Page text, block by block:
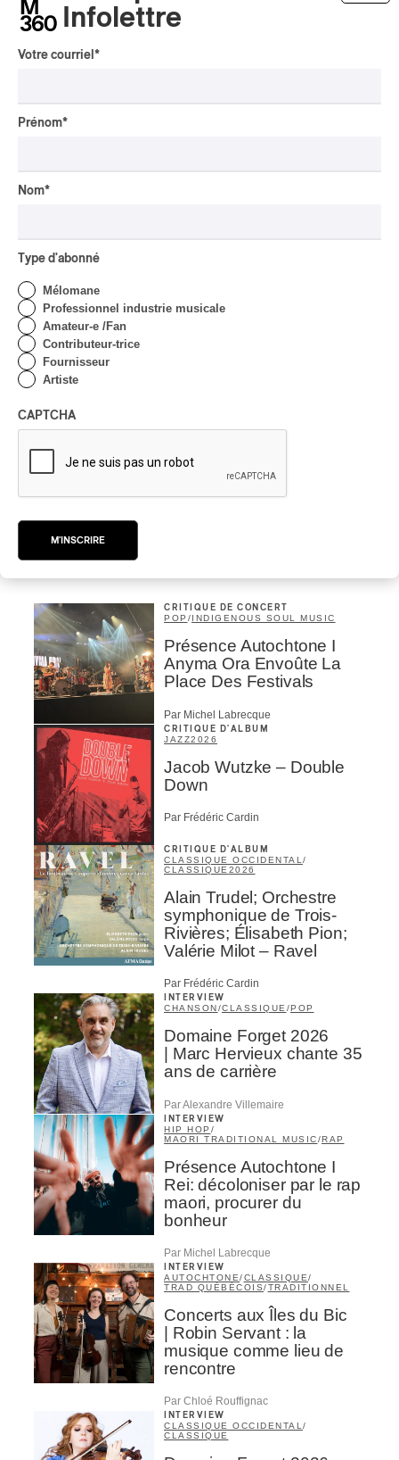
tribute album, showing that they can tackle just
about any musical form put in front of them.
PAN M 360
Tout le contenu 360
CRITIQUE DE CONCERT
POP /INDIGENOUS SOUL MUSIC
Présence Autochtone I
Anyma Ora Envoûte La
Place Des Festivals
Par Michel Labrecque
CRITIQUE D'ALBUM
JAZZ2026
Jacob Wutzke – Double
Down
Par Frédéric Cardin
CRITIQUE D'ALBUM
CLASSIQUE OCCIDENTAL /
CLASSIQUE 2026
Alain Trudel; Orchestre
symphonique de Trois-
Rivières; Élisabeth Pion;
Valérie Milot – Ravel
Par Frédéric Cardin
INTERVIEW
CHANSON/CLASSIQUE /POP
Domaine Forget 2026
| Marc Hervieux chante 35
ans de carrière
Par Alexandre Villemaire
INTERVIEW
HIP HOP /
MAORI TRADITIONAL MUSIC/RAP
Présence Autochtone I
Rei: décoloniser par le rap
maori, procurer du
bonheur
Par Michel Labrecque
INTERVIEW
AUTOCHTONE/CLASSIQUE/
TRAD QUÉBÉCOIS/TRADITIONNEL
Concerts aux Îles du Bic
| Robin Servant : la
musique comme lieu de
rencontre
Par Chloé Rouffignac
INTERVIEW
CLASSIQUE OCCIDENTAL/
CLASSIQUE
Infolettre
Votre courriel *
Prénom*
Nom*
Type d'abonné
Mélomane
Professionnel industrie musicale
Amateur-e /Fan
Contributeur-trice
Fournisseur
Artiste
CAPTCHA
M'INSCRIRE